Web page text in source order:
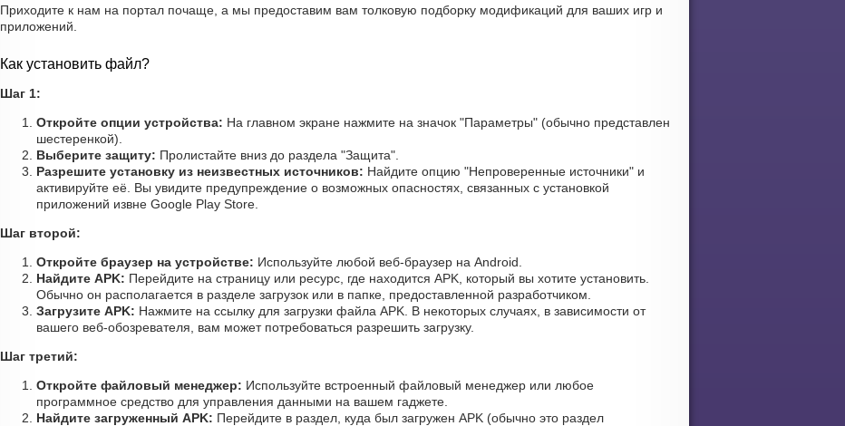
Приходите к нам на портал почаще, а мы предоставим вам толковую подборку модификаций для ваших игр и
приложений.
Как установить файл?
Шаг 1:
Откройте опции устройства: На главном экране нажмите на значок "Параметры" (обычно представлен
шестеренкой).
Выберите защиту: Пролистайте вниз до раздела "Защита".
Разрешите установку из неизвестных источников: Найдите опцию "Непроверенные источники" и
активируйте её. Вы увидите предупреждение о возможных опасностях, связанных с установкой
приложений извне Google Play Store.
Шаг второй:
Откройте браузер на устройстве: Используйте любой веб-браузер на Android.
Найдите APK: Перейдите на страницу или ресурс, где находится APK, который вы хотите установить.
Обычно он располагается в разделе загрузок или в папке, предоставленной разработчиком.
Загрузите APK: Нажмите на ссылку для загрузки файла APK. В некоторых случаях, в зависимости от
вашего веб-обозревателя, вам может потребоваться разрешить загрузку.
Шаг третий:
Откройте файловый менеджер: Используйте встроенный файловый менеджер или любое
программное средство для управления данными на вашем гаджете.
Найдите загруженный APK: Перейдите в раздел, куда был загружен APK (обычно это раздел